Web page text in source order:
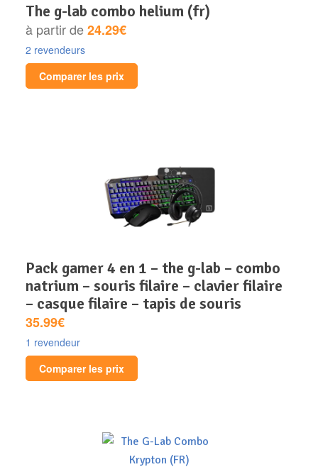
the g-lab combo helium (fr)
à partir de24.29€
2 revendeurs
Comparer les prix
pack gamer 4 en 1 – the g-lab – combo
natrium – souris filaire – clavier filaire
– casque filaire – tapis de souris
35.99€
1 revendeur
Comparer les prix